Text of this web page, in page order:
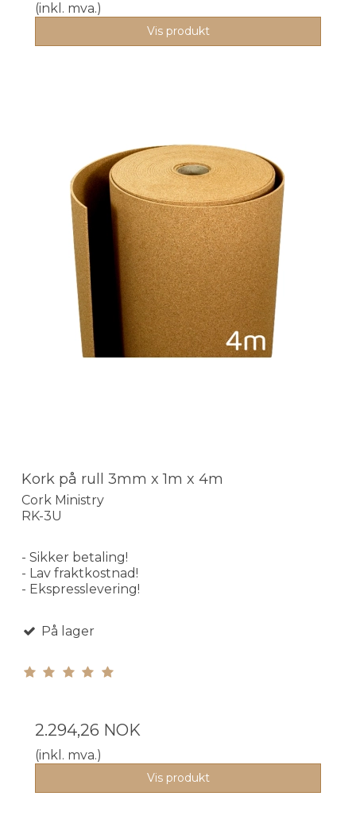
(inkl. mva.)
Vis produkt
Kork på rull 3mm x 1m x 4m
Cork Ministry
RK-3U
- Sikker betaling!
- Lav fraktkostnad!
- Ekspresslevering!
På lager
2.294,26 NOK
(inkl. mva.)
Vis produkt